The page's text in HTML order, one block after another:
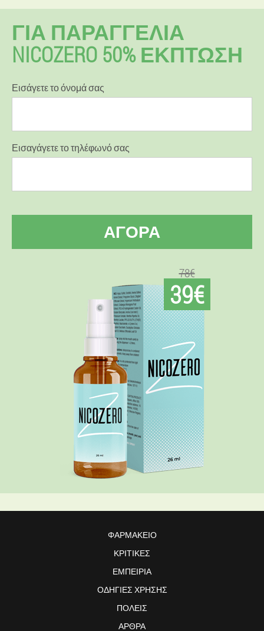
ΓΙΑ ΠΑΡΑΓΓΕΛΊΑ
NICOZERO 50% ΕΚΠΤΩΣΗ
Εισάγετε το όνομά σας
Εισαγάγετε το τηλέφωνό σας
ΑΓΟΡΆ
78€
39€
ΦΑΡΜΑΚΕΊΟ
ΚΡΙΤΙΚΈΣ
ΕΜΠΕΙΡΊΑ
ΟΔΗΓΊΕΣ ΧΡΉΣΗΣ
ΠΌΛΕΙΣ
ΆΡΘΡΑ